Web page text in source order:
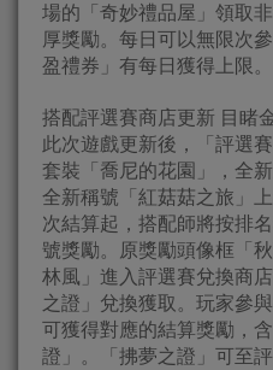
場的「奇妙禮品屋」領取
厚獎勵。每日可以無限次
盈禮券」有每日獲得上限。
搭配評選賽商店更新 目睹
此次遊戲更新後，「評選
套裝「喬尼的花園」，全
全新稱號「紅菇菇之旅」
次結算起，搭配師將按排
號獎勵。原獎勵頭像框「
林風」進入評選賽兌換商
之證」兌換獲取。玩家參
可獲得對應的結算獎勵，
證」。「拂夢之證」可至